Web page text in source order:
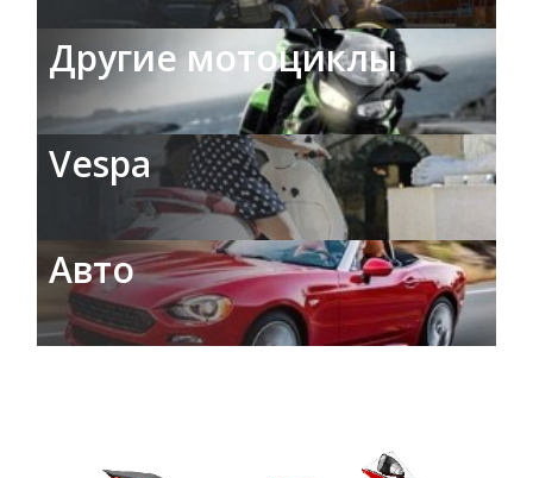
Другие мотоциклы
Vespa
Авто